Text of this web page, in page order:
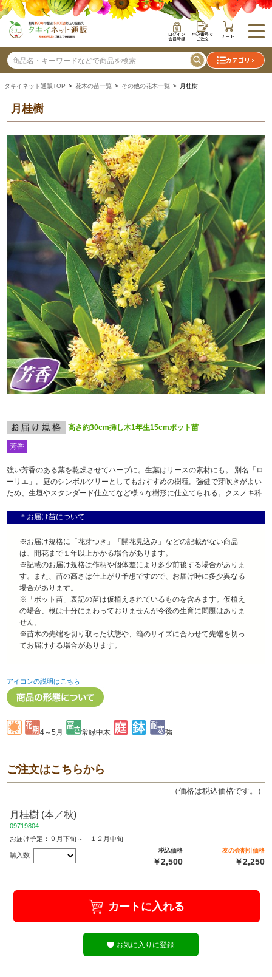
ログイン
会員登録
申込番号で
ご注文 カート
カテゴリ
タキイネット通販TOP > 花木の苗一覧 > その他の花木一覧 > 月桂樹
月桂樹
高さ約30cm挿し木1年生15cmポット苗
芳香
強い芳香のある葉を乾燥させてハーブに。生葉はリースの素材にも。 別名「ロ
ーリエ」。庭のシンボルツリーとしてもおすすめの樹種。強健で芽吹きがよい
ため、生垣やスタンダード仕立てなど様々な樹形に仕立てられる。クスノキ科
＊お届け苗について
※お届け規格に「花芽つき」「開花見込み」などの記載がない商品
は、開花まで１年以上かかる場合があります。
※記載のお届け規格は作柄や個体差により多少前後する場合がありま
す。また、苗の高さは仕上がり予想ですので、お届け時に多少異なる
場合があります。
※「ポット苗」表記の苗は仮植えされているものを含みます。仮植え
の場合、根は十分にまわっておりませんが今後の生育に問題はありま
せん。
※苗木の先端を切り取った状態や、箱のサイズに合わせて先端を切っ
てお届けする場合があります。
アイコンの説明はこちら
4～5月 常緑中木 強
ご注文はこちらから
（価格は税込価格です。）
月桂樹 (本／秋)
09719804
お届け予定：９月下旬～ １２月中旬
購入数
税込価格
￥2,500
友の会割引価格
￥2,250
カートに入れる
お気に入りに登録